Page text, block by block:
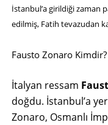
İstanbul’a girildiği zaman
edilmiş, Fatih tevazudan
Fausto Zonaro Kimdir?
İtalyan ressam
doğdu. İstanbul’a
Zonaro, Osmanlı